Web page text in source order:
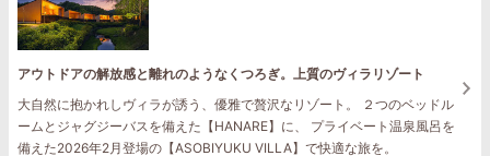
アウトドアの解放感と離れのようなくつろぎ。上質のヴィラリゾート
大自然に抱かれしヴィラが誘う、優雅で贅沢なリゾート。 ２つのベッドル
ームとジャグジーバスを備えた【HANARE】に、 プライベート温泉風呂を
備えた2026年2月登場の【ASOBIYUKU VILLA】で快適な旅を。